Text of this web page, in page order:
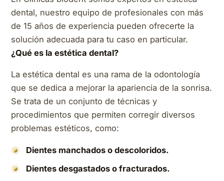
dental, nuestro equipo de profesionales con más
de 15 años de experiencia pueden ofrecerte la
solución adecuada para tu caso en particular.
¿Qué es la estética dental?
La estética dental es una rama de la odontología
que se dedica a mejorar la apariencia de la sonrisa.
Se trata de un conjunto de técnicas y
procedimientos que permiten corregir diversos
problemas estéticos, como:
Dientes manchados o descoloridos.
Dientes desgastados o fracturados.